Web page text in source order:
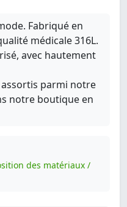
Fabriqué en
médicale 316L.
avec hautement
assortis parmi notre
notre boutique en
des matériaux /